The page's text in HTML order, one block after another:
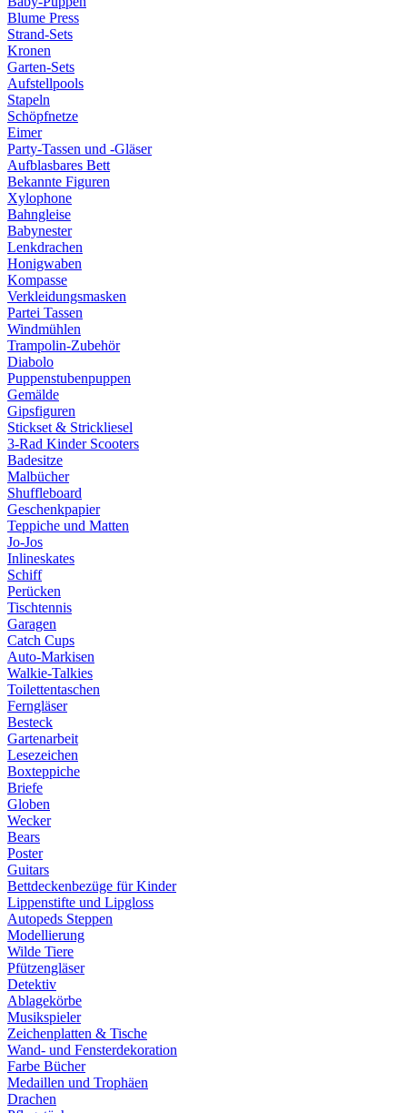
Blume Press
Strand-Sets
Kronen
Garten-Sets
Aufstellpools
Stapeln
Schöpfnetze
Eimer
Party-Tassen und -Gläser
Aufblasbares Bett
Bekannte Figuren
Xylophone
Bahngleise
Babynester
Lenkdrachen
Honigwaben
Kompasse
Verkleidungsmasken
Partei Tassen
Windmühlen
Trampolin-Zubehör
Diabolo
Puppenstubenpuppen
Gemälde
Gipsfiguren
Stickset & Strickliesel
3-Rad Kinder Scooters
Badesitze
Malbücher
Shuffleboard
Geschenkpapier
Teppiche und Matten
Jo-Jos
Inlineskates
Schiff
Perücken
Tischtennis
Garagen
Catch Cups
Auto-Markisen
Walkie-Talkies
Toilettentaschen
Ferngläser
Besteck
Gartenarbeit
Lesezeichen
Boxteppiche
Briefe
Globen
Wecker
Bears
Poster
Guitars
Bettdeckenbezüge für Kinder
Lippenstifte und Lipgloss
Autopeds Steppen
Modellierung
Wilde Tiere
Pfützengläser
Detektiv
Ablagekörbe
Musikspieler
Zeichenplatten & Tische
Wand- und Fensterdekoration
Farbe Bücher
Medaillen und Trophäen
Drachen